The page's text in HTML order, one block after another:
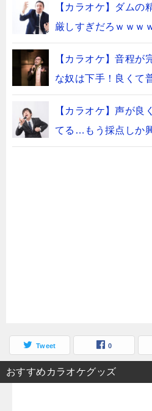
【カラオケ】ダムの
厳しすぎだろｗｗｗ
【カラオケ】音程が
な奴は下手！良くて
【カラオケ】声が良
てる…もう採点しか
Tweet 0
おすすめカラオケグッズ